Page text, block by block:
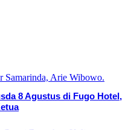
8 Agustus di Fugo Hotel,